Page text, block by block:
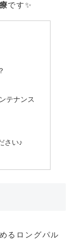
です✨
テナンス
さい♪
るロングパル